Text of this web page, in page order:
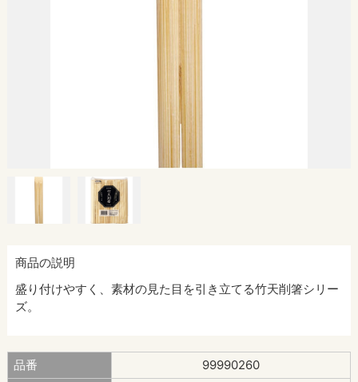
商品の説明
盛り付けやすく、素材の見た目を引き立てる竹天削箸シリー
ズ。
品番
99990260